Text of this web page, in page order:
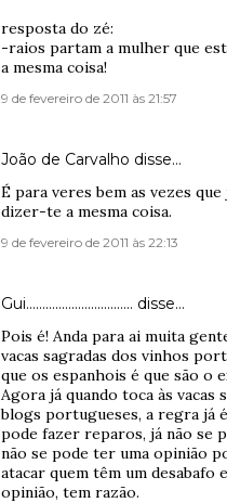
resposta do zé:
-raios partam a mulher que
a mesma coisa!
9 de fevereiro de 2011 às 21:57
João de Carvalho disse…
É para veres bem as vezes
dizer-te a mesma coisa.
9 de fevereiro de 2011 às 22:13
Gui................................. disse…
Pois é! Anda para ai muita
vacas sagradas dos vinhos
que os espanhois é que são o
Agora já quando toca às vacas
blogs portugueses, a regra já
pode fazer reparos, já não se
não se pode ter uma opinião
atacar quem têm um desabafo
opinião, tem razão.